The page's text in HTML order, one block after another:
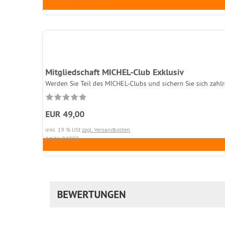
Mitgliedschaft MICHEL-Club Exklusiv
Werden Sie Teil des MICHEL-Clubs und sichern Sie sich
EUR 49,00
inkl. 19 % USt zzgl. Versandkosten
Art.Nr. 94002
BEWERTUNGEN